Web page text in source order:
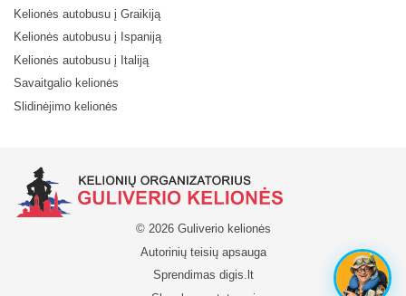
Kelionės autobusu į Graikiją
Kelionės autobusu į Ispaniją
Kelionės autobusu į Italiją
Savaitgalio kelionės
Slidinėjimo kelionės
© 2026 Guliverio kelionės
Autorinių teisių apsauga
Sprendimas digis.lt